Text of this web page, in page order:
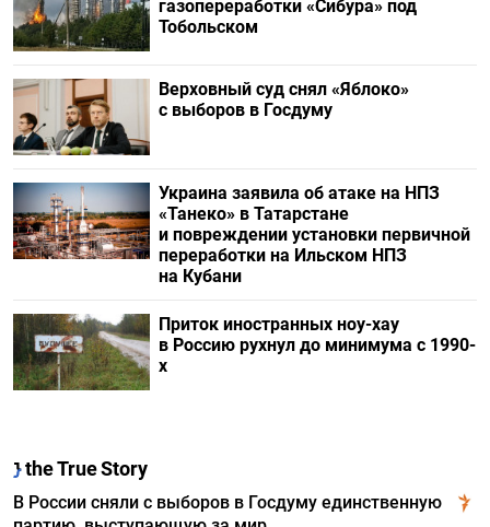
газопереработки «Сибура» под
Тобольском
Верховный суд снял «Яблоко»
с выборов в Госдуму
Украина заявила об атаке на НПЗ
«Танеко» в Татарстане
и повреждении установки первичной
переработки на Ильском НПЗ
на Кубани
Приток иностранных ноу-хау
в Россию рухнул до минимума с 1990-
х